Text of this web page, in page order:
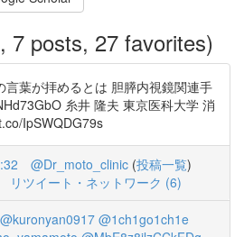
7 posts, 27 favorites)
葉が拝めるとは 胆膵内視鏡関連手
糸井 隆夫 東京医科大学 消
IpSWQDG79s
@Dr_moto_clinic (投稿一覧)
リツイート・ネットワーク (6)
@kuronyan0917 @1ch1go1ch1e